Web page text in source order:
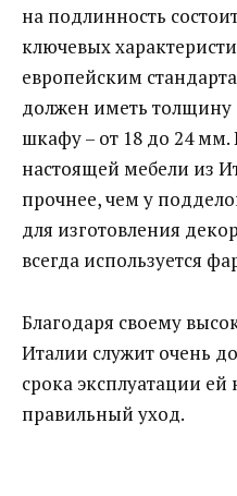
на подлинность
ключевых
европейским
должен иметь толщину
шкафу – от 18 до 24 мм.
настоящей мебели из
прочнее, чем у
для изготовления
всегда используется
Благодаря своему
Италии служит очень
срока эксплуатации ей
правильный уход.